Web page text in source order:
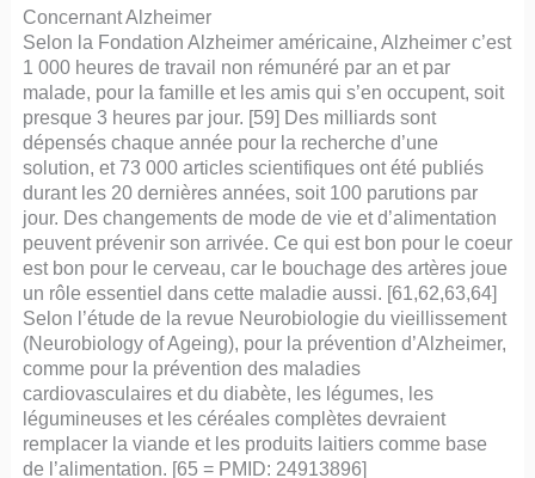
Concernant Alzheimer
Selon la Fondation Alzheimer américaine, Alzheimer c’est
1 000 heures de travail non rémunéré par an et par
malade, pour la famille et les amis qui s’en occupent, soit
presque 3 heures par jour. [59] Des milliards sont
dépensés chaque année pour la recherche d’une
solution, et 73 000 articles scientifiques ont été publiés
durant les 20 dernières années, soit 100 parutions par
jour. Des changements de mode de vie et d’alimentation
peuvent prévenir son arrivée. Ce qui est bon pour le coeur
est bon pour le cerveau, car le bouchage des artères joue
un rôle essentiel dans cette maladie aussi. [61,62,63,64]
Selon l’étude de la revue Neurobiologie du vieillissement
(Neurobiology of Ageing), pour la prévention d’Alzheimer,
comme pour la prévention des maladies
cardiovasculaires et du diabète, les légumes, les
légumineuses et les céréales complètes devraient
remplacer la viande et les produits laitiers comme base
de l’alimentation. [65 = PMID: 24913896]